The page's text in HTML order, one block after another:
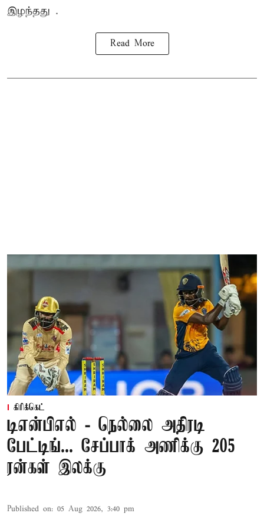
இழந்தது .
Read More
கிரிக்கெட்
டிஎன்பிஎல் - நெல்லை அதிரடி
பேட்டிங்... சேப்பாக் அணிக்கு 205
ரன்கள் இலக்கு
Published on: 05 Aug 2026, 3:40 pm